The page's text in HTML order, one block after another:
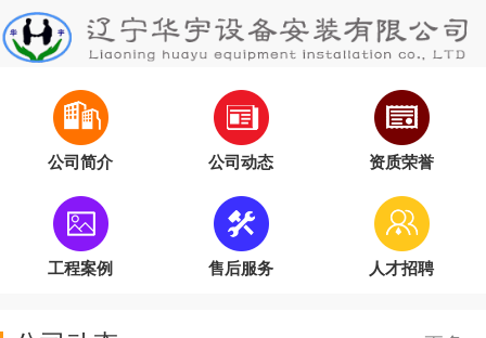
公司简介 公司动态 资质荣誉
工程案例 售后服务 人才招聘